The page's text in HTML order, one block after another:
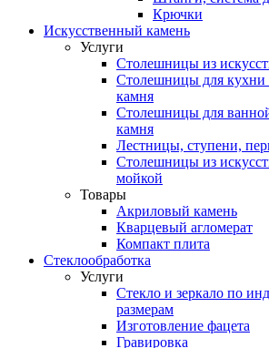
Крючки
Искусственный камень
Услуги
Столешницы из
Столешницы для кухни
камня
Столешницы для
камня
Лестницы, ступени,
Столешницы из
мойкой
Товары
Акриловый камень
Кварцевый агломерат
Компакт плита
Стеклообработка
Услуги
Стекло и зеркало по
размерам
Изготовление фацета
Гравировка